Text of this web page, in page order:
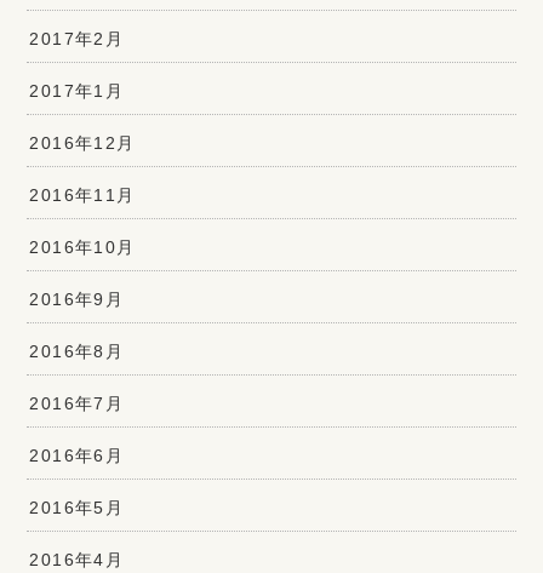
2017年2月
2017年1月
2016年12月
2016年11月
2016年10月
2016年9月
2016年8月
2016年7月
2016年6月
2016年5月
2016年4月